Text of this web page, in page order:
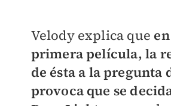
Velody explica que
primera película, la
de ésta a la pregunta
provoca que se